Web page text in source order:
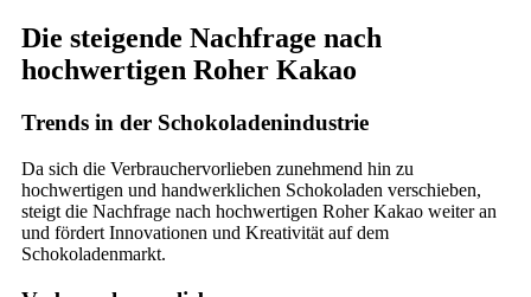
Die steigende Nachfrage nach
hochwertigen Roher Kakao
Trends in der Schokoladenindustrie
Da sich die Verbrauchervorlieben zunehmend hin zu
hochwertigen und handwerklichen Schokoladen verschieben,
steigt die Nachfrage nach hochwertigen Roher Kakao weiter an
und fördert Innovationen und Kreativität auf dem
Schokoladenmarkt.